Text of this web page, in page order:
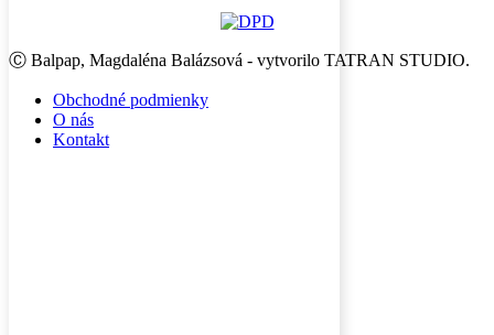
Ⓒ Balpap, Magdaléna Balázsová - vytvorilo TATRAN STUDIO.
Obchodné podmienky
O nás
Kontakt